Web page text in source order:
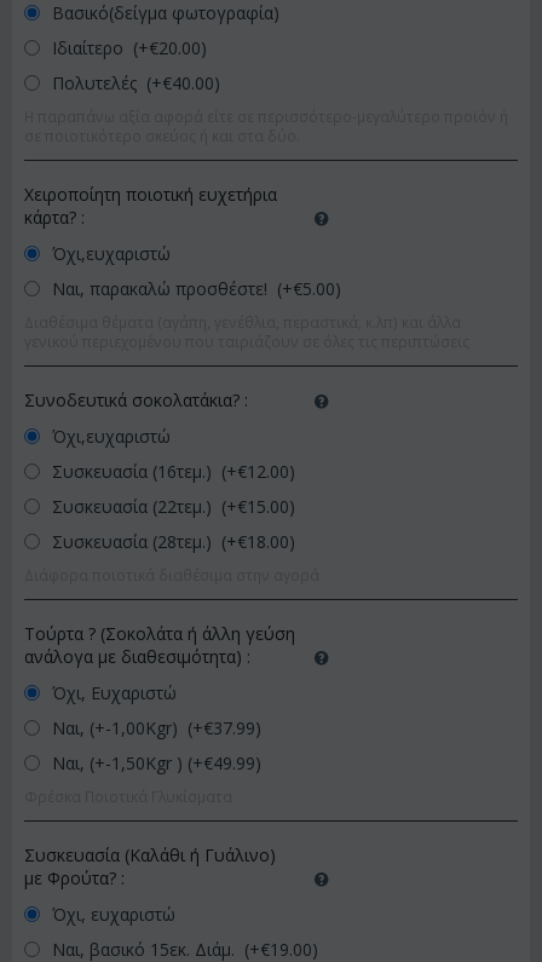
Βασικό(δείγμα φωτογραφία)
Ιδιαίτερο (+€20.00)
Πολυτελές (+€40.00)
Χειροποίητη ποιοτική ευχετήρια
κάρτα? :
Όχι,ευχαριστώ
Ναι, παρακαλώ προσθέστε! (+€5.00)
Συνοδευτικά σοκολατάκια? :
Όχι,ευχαριστώ
Συσκευασία (16τεμ.) (+€12.00)
Συσκευασία (22τεμ.) (+€15.00)
Συσκευασία (28τεμ.) (+€18.00)
Τούρτα ? (Σοκολάτα ή άλλη γεύση
ανάλογα με διαθεσιμότητα) :
Όχι, Ευχαριστώ
Ναι, (+-1,00Kgr) (+€37.99)
Ναι, (+-1,50Kgr ) (+€49.99)
Συσκευασία (Καλάθι ή Γυάλινο)
με Φρούτα? :
Όχι, ευχαριστώ
Ναι, βασικό 15εκ. Διάμ. (+€19.00)